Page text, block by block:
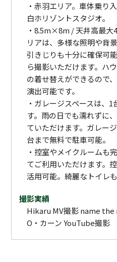
・赤羽エリア。車体乗り
白ホリゾントスタジオ。
・8.5m×8m / 天井高最大
リアは、多様な照明や背
引きじりも十分に確保可
ら撮影いただけます。ハ
の着せ替えができるので
演出可能です。
・ガレージスペースは、
す。雨の日でも濡れずに
ていただけます。ガレー
台まで無料で駐車可能。
・控室やメイクルームも
てご利用いただけます。
活用可能。綺麗なトイレ
撮影実績
Hikaru MV撮影 name the
O・カーン YouTube撮影